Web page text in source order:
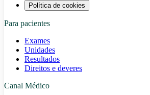
Política de cookies
Para pacientes
Exames
Unidades
Resultados
Direitos e deveres
Canal Médico